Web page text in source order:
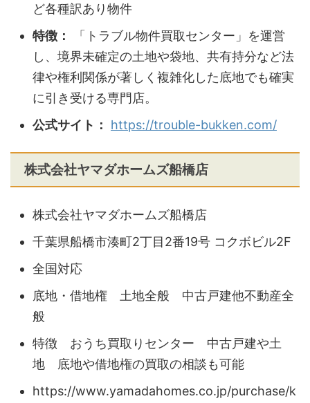
ど各種訳あり物件
特徴：
「トラブル物件買取センター」を運営
し、境界未確定の土地や袋地、共有持分など法
律や権利関係が著しく複雑化した底地でも確実
に引き受ける専門店。
公式サイト：
https://trouble-bukken.com/
株式会社ヤマダホームズ船橋店
株式会社ヤマダホームズ船橋店
千葉県船橋市湊町2丁目2番19号 コクボビル2F
全国対応
底地・借地権 土地全般 中古戸建他不動産全
般
特徴 おうち買取りセンター 中古戸建や土
地 底地や借地権の買取の相談も可能
https://www.yamadahomes.co.jp/purchase/k